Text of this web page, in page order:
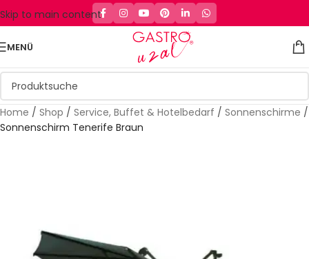
Skip to main content
MENÜ
Home / Shop / Service, Buffet & Hotelbedarf / Sonnenschirme /
Sonnenschirm Tenerife Braun